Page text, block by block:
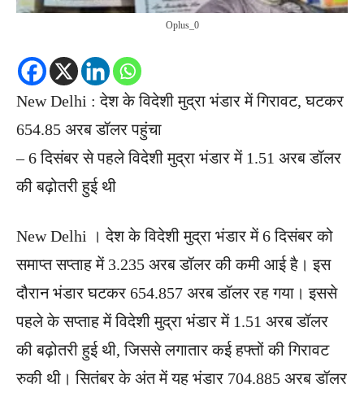
Oplus_0
New Delhi : देश के विदेशी मुद्रा भंडार में गिरावट, घटकर
654.85 अरब डॉलर पहुंचा
– 6 ‎दिसंबर से पहले विदेशी मुद्रा भंडार में 1.51 अरब डॉलर
की बढ़ोतरी हुई थी
New Delhi । देश के ‎विदेशी मुद्रा भंडार में 6 दिसंबर को
समाप्त सप्ताह में 3.235 अरब डॉलर की कमी आई है। इस
दौरान भंडार घटकर 654.857 अरब डॉलर रह गया। इससे
पहले के सप्ताह में विदेशी मुद्रा भंडार में 1.51 अरब डॉलर
की बढ़ोतरी हुई थी, जिससे लगातार कई हफ्तों की गिरावट
रुकी थी। सितंबर के अंत में यह भंडार 704.885 अरब डॉलर